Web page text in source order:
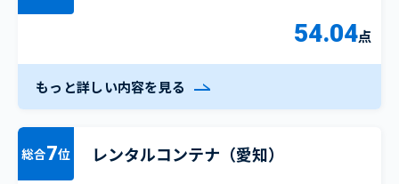
54.04点
もっと詳しい内容を見る
総合7位 レンタルコンテナ（愛知）